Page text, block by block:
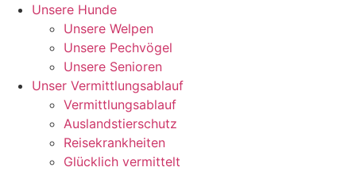
Unsere Hunde
Unsere Welpen
Unsere Pechvögel
Unsere Senioren
Unser Vermittlungsablauf
Vermittlungsablauf
Auslandstierschutz
Reisekrankheiten
Glücklich vermittelt